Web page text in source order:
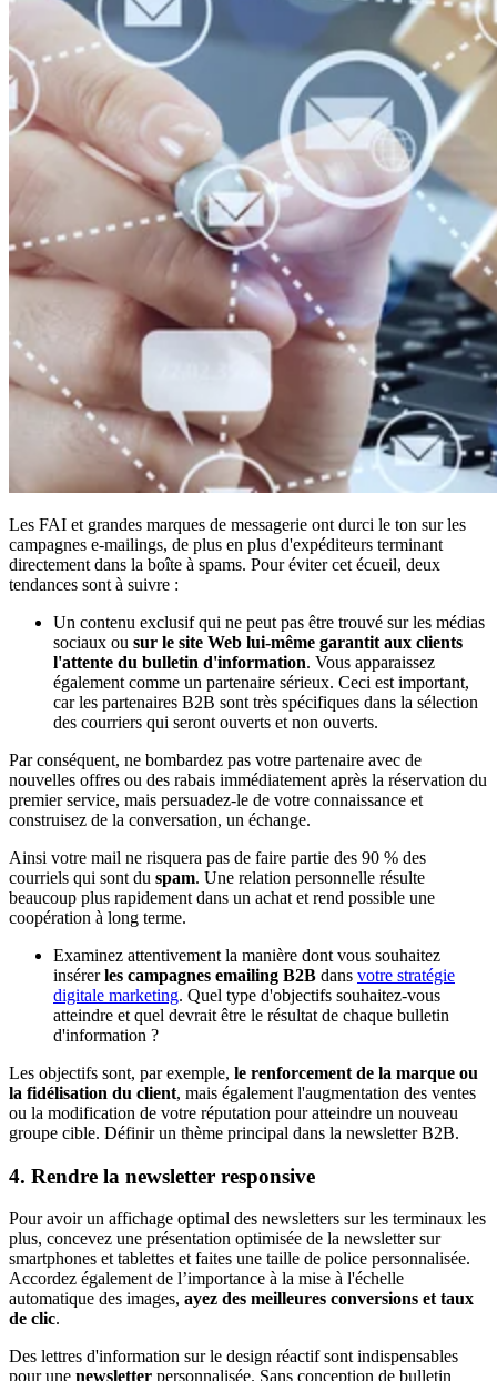
Les FAI et grandes marques de messagerie ont durci le ton sur les
campagnes e-mailings, de plus en plus d'expéditeurs terminant
directement dans la boîte à spams. Pour éviter cet écueil, deux
tendances sont à suivre :
Un contenu exclusif qui ne peut pas être trouvé sur les médias
sociaux ou sur le site Web lui-même garantit aux clients
l'attente du bulletin d'information. Vous apparaissez
également comme un partenaire sérieux. Ceci est important,
car les partenaires B2B sont très spécifiques dans la sélection
des courriers qui seront ouverts et non ouverts.
Par conséquent, ne bombardez pas votre partenaire avec de
nouvelles offres ou des rabais immédiatement après la réservation du
premier service, mais persuadez-le de votre connaissance et
construisez de la conversation, un échange.
Ainsi votre mail ne risquera pas de faire partie des 90 % des
courriels qui sont du spam. Une relation personnelle résulte
beaucoup plus rapidement dans un achat et rend possible une
coopération à long terme.
Examinez attentivement la manière dont vous souhaitez
insérerles campagnes emailing B2B dans votre stratégie
digitale marketing. Quel type d'objectifs souhaitez-vous
atteindre et quel devrait être le résultat de chaque bulletin
d'information ?
Les objectifs sont, par exemple, le renforcement de la marque ou
la fidélisation du client, mais également l'augmentation des ventes
ou la modification de votre réputation pour atteindre un nouveau
groupe cible. Définir un thème principal dans la newsletter B2B.
4. Rendre la newsletter responsive
Pour avoir un affichage optimal des newsletters sur les terminaux les
plus, concevez une présentation optimisée de la newsletter sur
smartphones et tablettes et faites une taille de police personnalisée.
Accordez également de l’importance à la mise à l'échelle
automatique des images, ayez des meilleures conversions et taux
de clic.
Des lettres d'information sur le design réactif sont indispensables
pour une newsletter personnalisée. Sans conception de bulletin